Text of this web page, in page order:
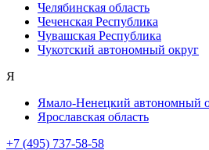
Челябинская область
Чеченская Республика
Чувашская Республика
Чукотский автономный округ
Я
Ямало-Ненецкий автономный
Ярославская область
+7 (495) 737-58-58